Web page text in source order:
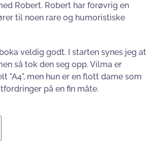
Robert. Robert har forøvrig en
til noen rare og humoristiske
veldig godt. I starten synes jeg at
så tok den seg opp. Vilma er
"A4", men hun er en flott dame som
på en fin måte.